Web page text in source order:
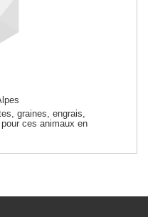
graines, engrais,
ces animaux en